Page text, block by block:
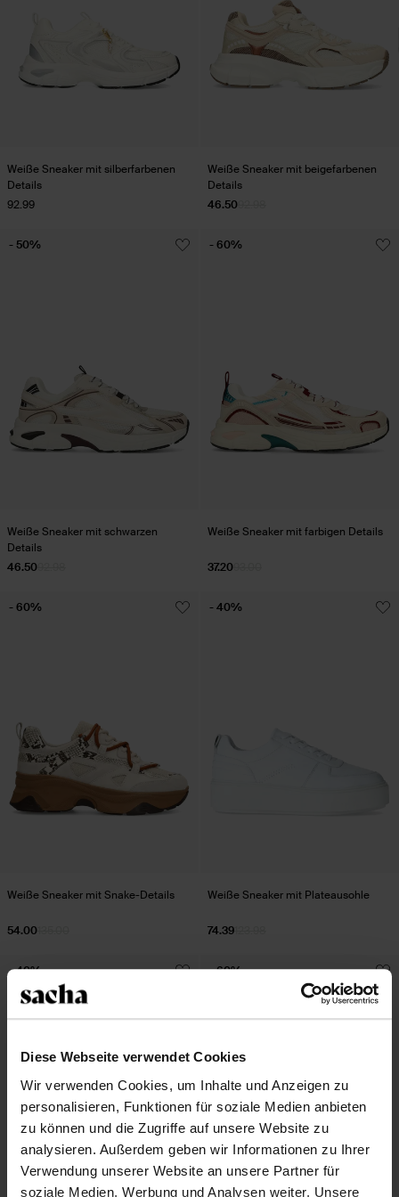
Diese Webseite verwendet Cookies
Wir verwenden Cookies, um Inhalte und Anzeigen zu
personalisieren, Funktionen für soziale Medien anbieten
zu können und die Zugriffe auf unsere Website zu
analysieren. Außerdem geben wir Informationen zu Ihrer
Verwendung unserer Website an unsere Partner für
soziale Medien, Werbung und Analysen weiter. Unsere
Weiße Sneaker mit silberfarbenen
Details
92.99
Weiße Sneaker mit beigefarbenen
Details
46.50
Weiße Sneaker mit schwarzen
Details
46.50
- 50%
Weiße Sneaker mit farbigen Details
37.20
- 60%
Weiße Sneaker mit Snake-Details
54.00
- 60%
Weiße Sneaker mit Plateausohle
74.39
- 40%
- 40% - 60%